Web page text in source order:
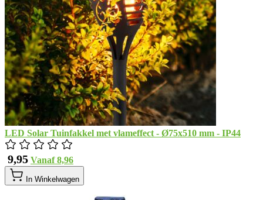
LED Solar Tuinfakkel met vlameffect - Ø75x510 mm - IP44
​ 9,95 Vanaf​ 8,96
In Winkelwagen